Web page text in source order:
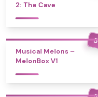
2: The Cave
Musical Melons –
MelonBox V1